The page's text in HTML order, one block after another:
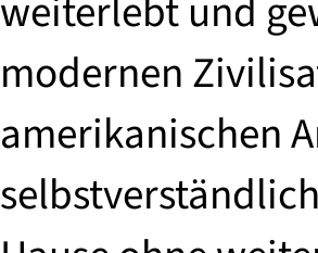
weiterlebt und
modernen
amerikanischen